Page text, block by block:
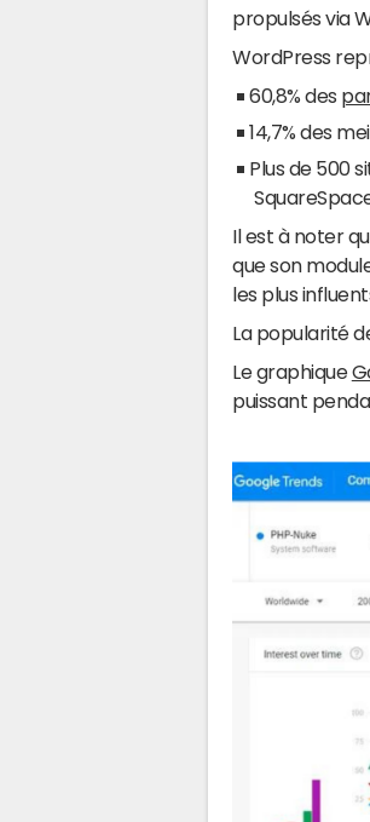
propulsés via
WordPress
60,8% des
14,7% des
Plus de 500
Il est à noter
que son
les plus
La popularité
Le graphique
puissant